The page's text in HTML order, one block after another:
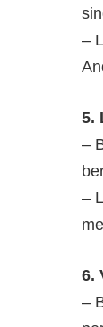
–
5.
–
–
6.
–